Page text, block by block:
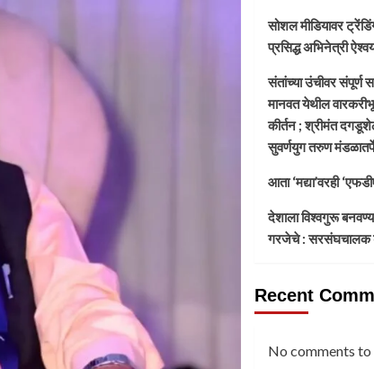
सोशल मीडियावर
प्रसिद्ध अभिनेत्री
संतांच्या उंचीवर संपूर्ण
मानवत येथील
कीर्तन ; श्रीमंत
सुवर्णयुग तरुण
आता ‘मद्या’वरही
देशाला विश्वगुरू
गरजेचे : सरसंघचालक
Recent
No comments to